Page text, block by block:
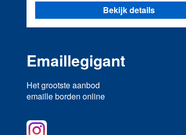
Bekijk details
Emaillegigant
Het grootste aanbod
emaille borden online